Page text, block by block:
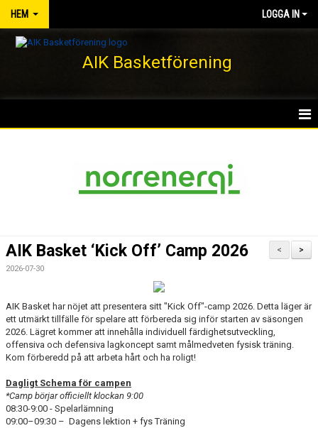
HEM LOGGA IN
AIK Basketförening
DOKUMENT
AVGIFTER
BLI MEDLEM
FRITIDSKORTET
PARTNERS
>
<
AIK Basket ‘Kick Off’ Camp 2026
2026-07-30
AIK Basket har nöjet att presentera sitt "Kick Off"-camp 2026. Detta läger är
ett utmärkt tillfälle för spelare att förbereda sig inför starten av säsongen
2026. Lägret kommer att innehålla individuell färdighetsutveckling,
offensiva och defensiva lagkoncept samt målmedveten fysisk träning.
Kom förberedd på att arbeta hårt och ha roligt!
Dagligt Schema för campen
*Camp börjar officiellt klockan 9:00
08:30-9:00 - Spelarlämning
09:00–09:30 – Dagens lektion + fys Träning